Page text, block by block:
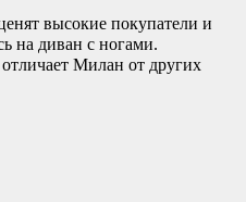
высокие покупатели и
на диван с ногами.
Милан от других